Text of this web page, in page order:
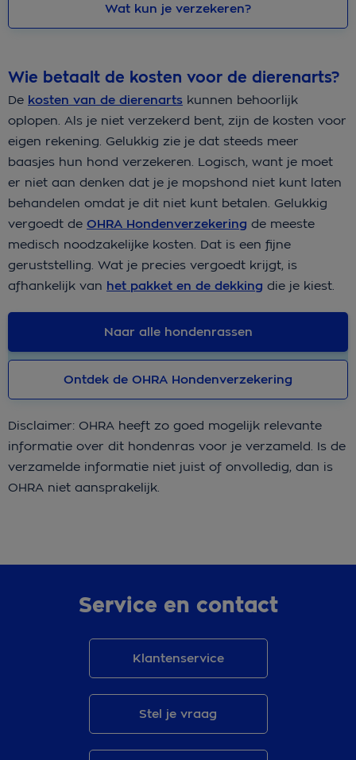
Wat kun je verzekeren?
Wie betaalt de kosten voor de dierenarts?
De kosten van de dierenarts kunnen behoorlijk
oplopen. Als je niet verzekerd bent, zijn de kosten voor
eigen rekening. Gelukkig zie je dat steeds meer
baasjes hun hond verzekeren. Logisch, want je moet
er niet aan denken dat je je mopshond niet kunt laten
behandelen omdat je dit niet kunt betalen. Gelukkig
vergoedt de OHRA Hondenverzekering de meeste
medisch noodzakelijke kosten. Dat is een fijne
geruststelling. Wat je precies vergoedt krijgt, is
afhankelijk van het pakket en de dekking die je kiest.
Naar alle hondenrassen
Ontdek de OHRA Hondenverzekering
Disclaimer: OHRA heeft zo goed mogelijk relevante
informatie over dit hondenras voor je verzameld. Is de
verzamelde informatie niet juist of onvolledig, dan is
OHRA niet aansprakelijk.
Service en contact
Klantenservice
Stel je vraag